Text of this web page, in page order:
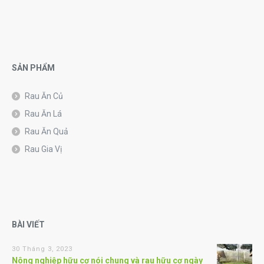
SẢN PHẨM
Rau Ăn Củ
Rau Ăn Lá
Rau Ăn Quả
Rau Gia Vị
BÀI VIẾT
30 Tháng 3, 2023
Nông nghiệp hữu cơ nói chung và rau hữu cơ ngày